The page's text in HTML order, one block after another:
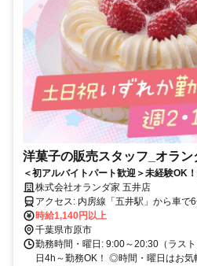
洋菓子の販売スタッフ_オラ
＜初アルバイトパート歓迎＞未経験OK
中！／週2日～・1日4時間～柔軟シフト
が可能な方）
株式会社オランダ家 五井店
アクセス: 内房線「五井駅」から車で6分/徒歩14分 ※車・バイク・自
転車通勤OK
時給1,140円以上
千葉県市原市
勤務時間・曜日: 9:00～20:30（ラス
日4h～勤務OK！ ◎時間・曜日はお